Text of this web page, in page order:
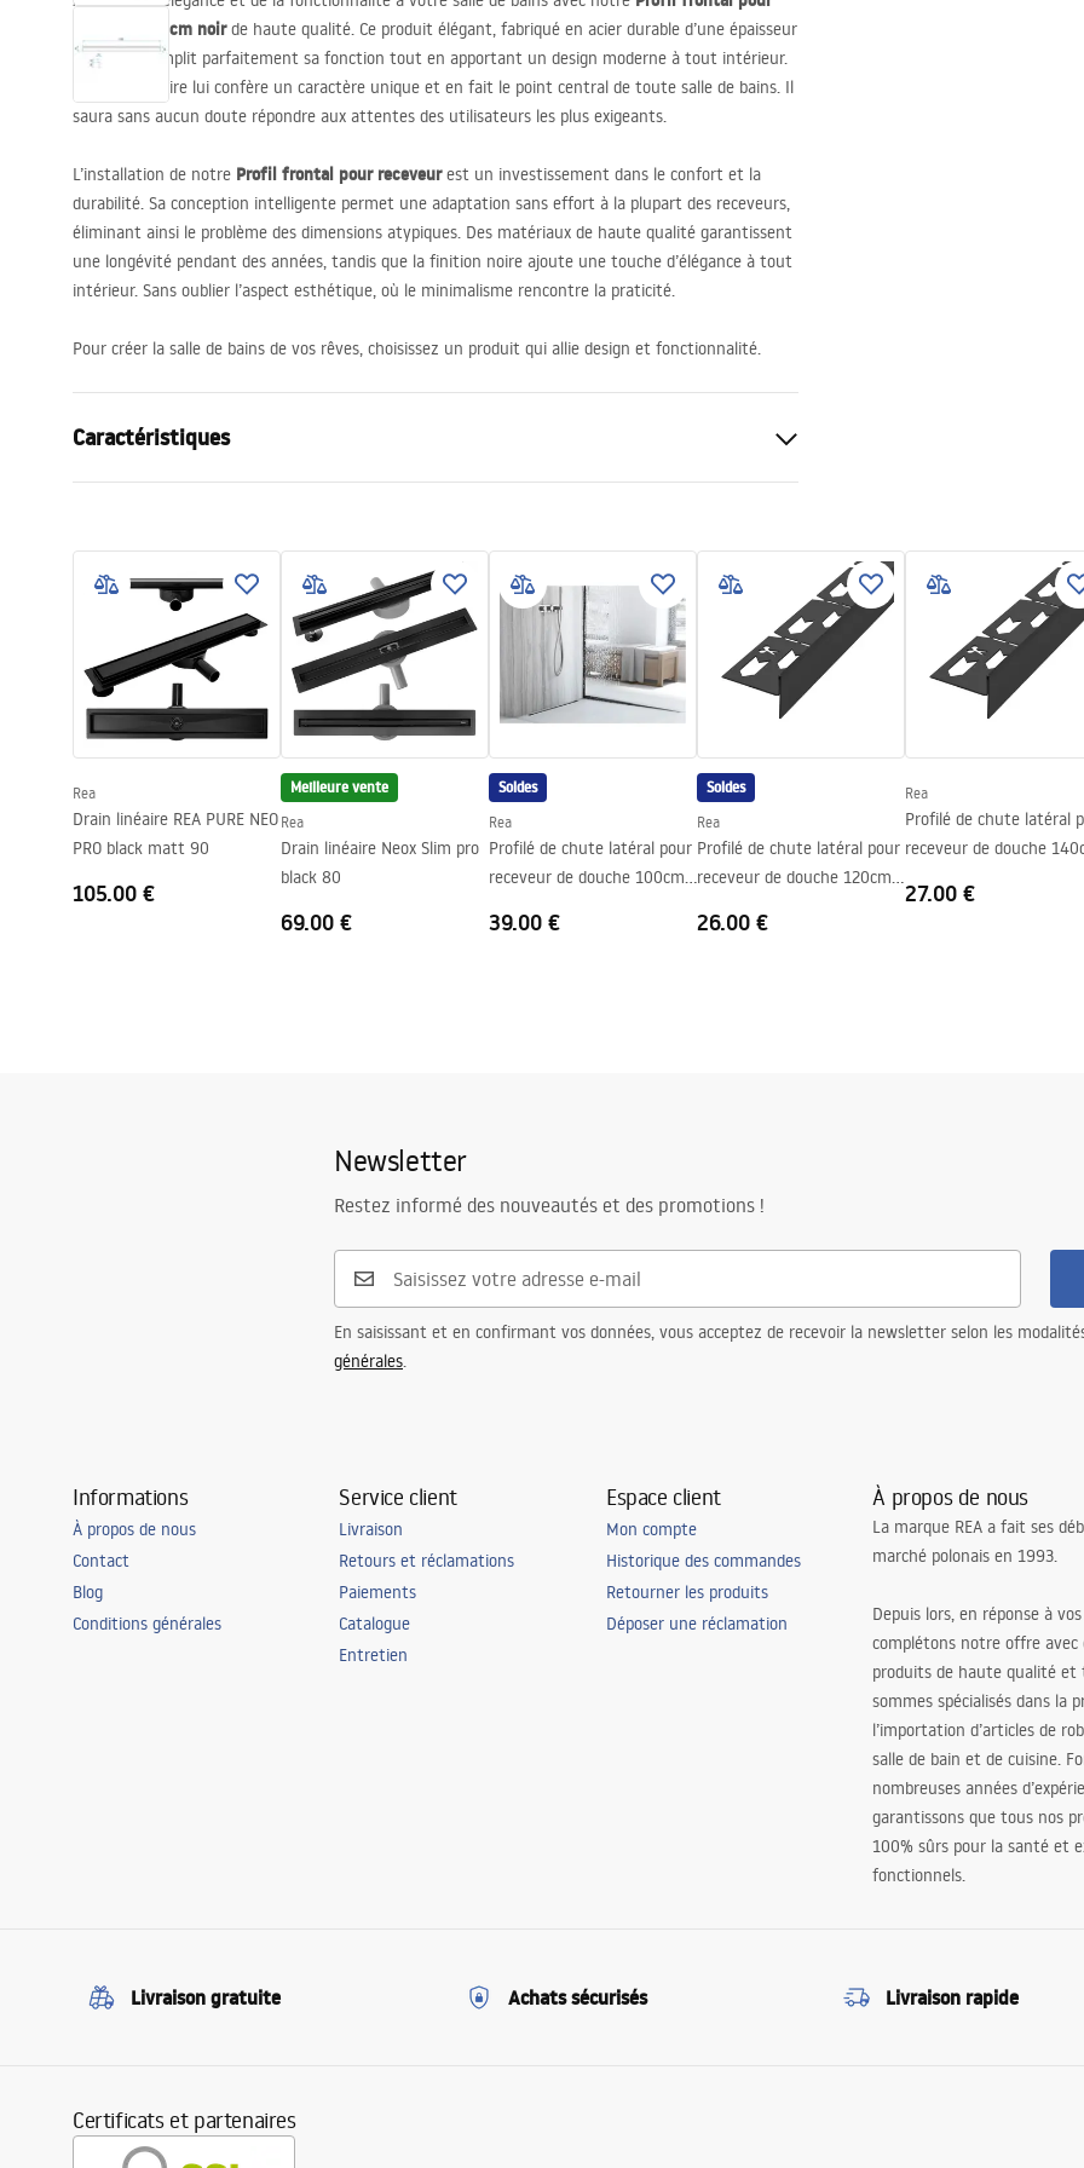
receveur 120cm noirde haute qualité. Ce produit élégant, fabriqué en acier durable d’une épaisseur
de 1 mm, remplit parfaitement sa fonction tout en apportant un design moderne à tout intérieur.
La finition noire lui confère un caractère unique et en fait le point central de toute salle de bains. Il
saura sans aucun doute répondre aux attentes des utilisateurs les plus exigeants.
L’installation de notre Profil frontal pour receveurest un investissement dans le confort et la
durabilité. Sa conception intelligente permet une adaptation sans effort à la plupart des receveurs,
éliminant ainsi le problème des dimensions atypiques. Des matériaux de haute qualité garantissent
une longévité pendant des années, tandis que la finition noire ajoute une touche d’élégance à tout
intérieur. Sans oublier l’aspect esthétique, où le minimalisme rencontre la praticité.
Pour créer la salle de bains de vos rêves, choisissez un produit qui allie design et fonctionnalité.
Caractéristiques
Matériel
Acier inoxydable
1200
Hauteur
Largeur
Épaisseur de l'acier
1mm
Garantie
Rea
Drain linéaire REA PURE NEO
PRO black matt 90
105.00 €
Meilleure vente
Rea
Drain linéaire Neox Slim pro
black 80
69.00 €
Soldes
Rea
Profilé de chute latéral pour
receveur de douche 100cm
39.00 €
Soldes
Rea
Profilé de chute latéral pour
receveur de douche 120cm
26.00 €
Rea
Profilé de chute latéral
receveur de douche
27.00 €
Newsletter
Restez informé des nouveautés et des promotions !
En saisissant et en confirmant vos données, vous acceptez de recevoir la newsletter selon les
générales.
Informations
À propos de nous
Contact
Blog
Conditions générales
Service client
Livraison
Retours et réclamations
Paiements
Catalogue
Entretien
Espace client
Mon compte
Historique des commandes
Retourner les produits
Déposer une réclamation
À propos de nous
La marque REA a fait ses
marché polonais en 1993.
Depuis lors, en réponse à
complétons notre offre avec
produits de haute qualité et
sommes spécialisés dans la
l’importation d’articles de
salle de bain et de cuisine.
nombreuses années
garantissons que tous nos
100% sûrs pour la santé et
fonctionnels.
Livraison gratuite Achats sécurisés Livraison rapide
Certificats et partenaires